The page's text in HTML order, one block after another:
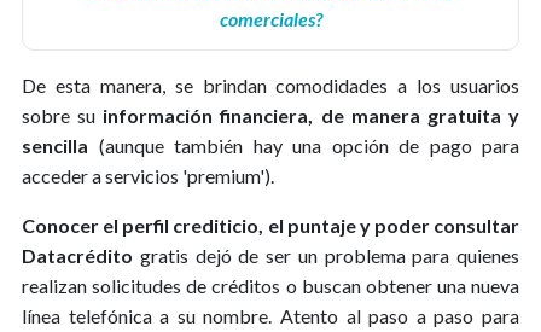
comerciales?
De esta manera, se brindan comodidades a los usuarios
sobre su información financiera, de manera gratuita y
sencilla (aunque también hay una opción de pago para
acceder a servicios 'premium').
Conocer el perfil crediticio, el puntaje y poder consultar
Datacrédito gratis dejó de ser un problema para quienes
realizan solicitudes de créditos o buscan obtener una nueva
línea telefónica a su nombre. Atento al paso a paso para